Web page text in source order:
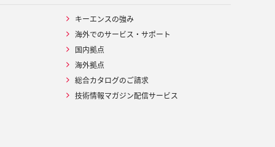
キーエンスの強み
海外でのサービス・サポート
国内拠点
海外拠点
総合カタログのご請求
技術情報マガジン配信サービス